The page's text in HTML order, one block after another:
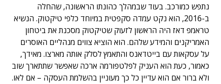
נתפש כמורכב. בעוד שבמהלך כהונתו הראשונה, שהחלה
ב-2016, הוא נקט עמדה סקפטית במיוחד כלפי טיקטוק. הנשיא
טראמפ דאז היה הראשון לזעוק שטיקטוק מסכנת את ביטחון
האמריקנים והמידע שלהם. הוא הוציא צווים מנהליים האוסרים
על עסקאות עם בייטדאנס והתאמץ לסלק אותה מארצו. מאידך,
כאמור, כעת הוא העניק לפלטפורמה ארכה שאפשר שתתארך שוב
ולא ברור אם הוא עדיין כל כך מעוניין בהשלמת העסקה – אם לאו.